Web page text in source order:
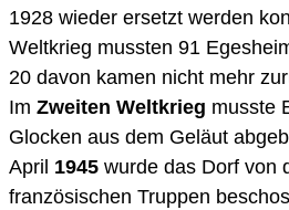
1928 wieder ersetzt werden
Weltkrieg mussten 91
20 davon kamen nicht mehr
Im Zweiten Weltkrieg musste
Glocken aus dem Geläut
April 1945 wurde das Dorf von
französischen Truppen